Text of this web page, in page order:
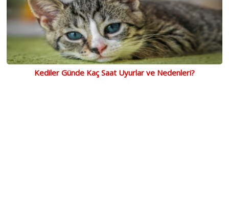
Kediler Günde Kaç Saat Uyurlar ve Nedenleri?